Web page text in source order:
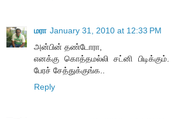
மரா January 31, 2010 at 12:33 PM
அன்பின் தண்டோரா,
எனக்கு கொத்தமல்லி சட்னி
பேரச் சேத்துக்குங்க..
Reply